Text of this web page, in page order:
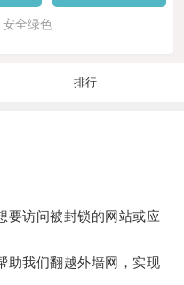
全绿色
排行
访问被封锁的网站或应
我们翻越外墙网，实现